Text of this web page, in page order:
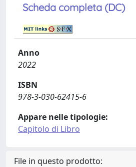
Scheda completa (DC)
Anno
2022
ISBN
978-3-030-62415-6
Appare nelle tipologie:
Capitolo di Libro
File in questo prodotto: